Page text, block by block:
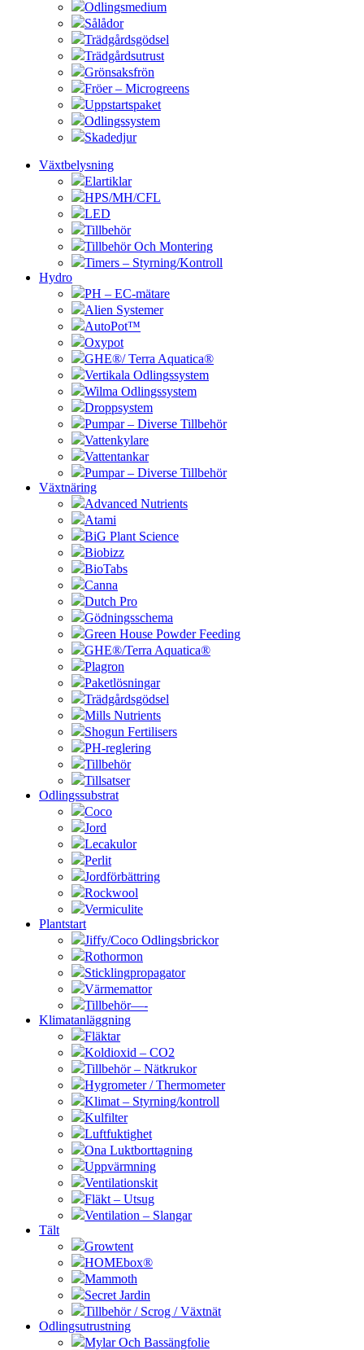
Odlingsmedium
Sålådor
Trädgårdsgödsel
Trädgårdsutrust
Grönsaksfrön
Fröer – Microgreens
Uppstartspaket
Odlingssystem
Skadedjur
Växtbelysning
Elartiklar
HPS/MH/CFL
LED
Tillbehör
Tillbehör Och Montering
Timers – Styrning/Kontroll
Hydro
PH – EC-mätare
Alien Systemer
AutoPot™
Oxypot
GHE®/ Terra Aquatica®
Vertikala Odlingssystem
Wilma Odlingssystem
Droppsystem
Pumpar – Diverse Tillbehör
Vattenkylare
Vattentankar
Pumpar – Diverse Tillbehör
Växtnäring
Advanced Nutrients
Atami
BiG Plant Science
Biobizz
BioTabs
Canna
Dutch Pro
Gödningsschema
Green House Powder Feeding
GHE®/Terra Aquatica®
Plagron
Paketlösningar
Trädgårdsgödsel
Mills Nutrients
Shogun Fertilisers
PH-reglering
Tillbehör
Tillsatser
Odlingssubstrat
Coco
Jord
Lecakulor
Perlit
Jordförbättring
Rockwool
Vermiculite
Plantstart
Jiffy/Coco Odlingsbrickor
Rothormon
Sticklingpropagator
Värmemattor
Tillbehör—-
Klimatanläggning
Fläktar
Koldioxid – CO2
Tillbehör – Nätkrukor
Hygrometer / Thermometer
Klimat – Styrning/kontroll
Kulfilter
Luftfuktighet
Ona Luktborttagning
Uppvärmning
Ventilationskit
Fläkt – Utsug
Ventilation – Slangar
Tält
Growtent
HOMEbox®
Mammoth
Secret Jardin
Tillbehör / Scrog / Växtnät
Odlingsutrustning
Mylar Och Bassängfolie